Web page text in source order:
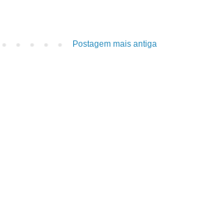
Postagem mais antiga